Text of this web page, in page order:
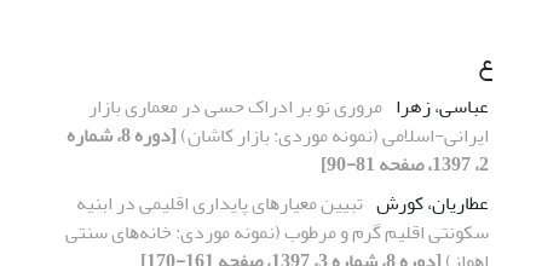
ع
عباسی، زهرا مروری نو بر ادراک حسی در معماری بازار
ایرانی-اسلامی (نمونه موردی: بازار کاشان)
[دوره 8، شماره
2، 1397، صفحه 81-90]
عطاریان، کورش ﺗﺒﯿﯿﻦ ﻣﻌﯿﺎرﻫﺎی پایداری اﻗﻠﯿﻤﯽ در اﺑﻨﯿﻪ
ﺳﮑﻮﻧﺘﯽ اﻗﻠﯿﻢ ﮔﺮم و ﻣﺮﻃﻮب (ﻧﻤﻮﻧﻪ ﻣﻮردی: ﺧﺎﻧﻪﻫﺎی ﺳﻨﺘﯽ